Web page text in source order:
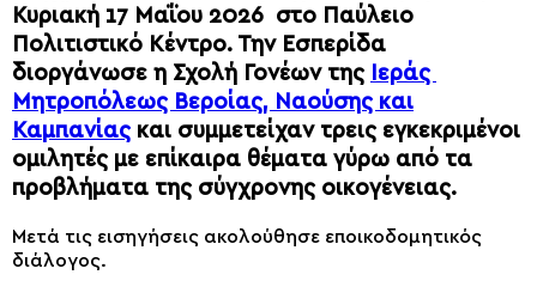
Κυριακή 17 Μαΐου 2026 στο Παύλειο
Πολιτιστικό Κέντρο. Την Εσπερίδα
διοργάνωσε η Σχολή Γονέων της
Ιεράς
Μητροπόλεως Βεροίας, Ναούσης και
Καμπανίας και συμμετείχαν τρεις εγκεκριμένοι
ομιλητές με επίκαιρα θέματα γύρω από τα
προβλήματα της σύγχρονης οικογένειας.
Μετά τις εισηγήσεις ακολούθησε εποικοδομητικός
διάλογος.